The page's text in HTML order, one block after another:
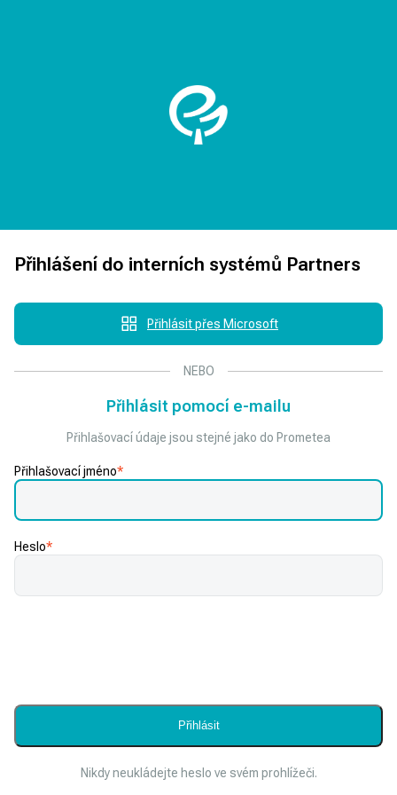
Přihlášení do interních systémů Partners
Přihlásit přes Microsoft
NEBO
Přihlásit pomocí e-mailu
Přihlašovací údaje jsou stejné jako do Prometea
Přihlašovací jméno*
Heslo*
Nikdy neukládejte heslo ve svém prohlížeči.